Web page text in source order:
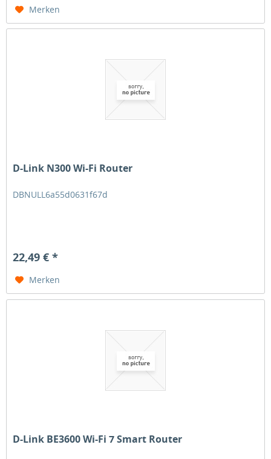
Merken
D-Link N300 Wi-Fi Router
DBNULL6a55d0631f67d
22,49 € *
Merken
D-Link BE3600 Wi-Fi 7 Smart Router